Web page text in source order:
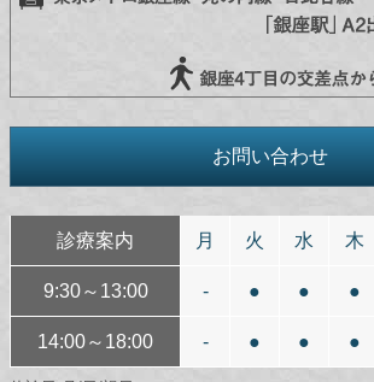
お問い合わせ
診療案内 月 火 水 木
9:30～13:00 - ● ● ●
14:00～18:00 - ● ● ●